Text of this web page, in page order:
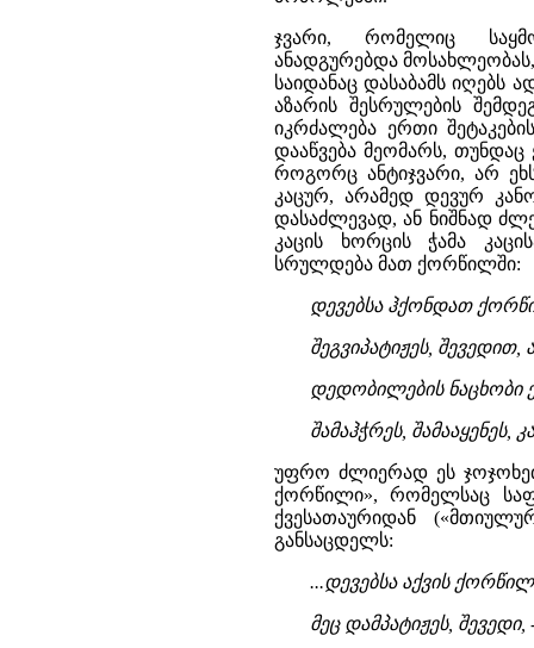
ჯვარი, რომელიც
ანადგურებდა
საიდანაც დასაბამს იღებს
აზარის შესრულების
იკრძალება ერთი
დააწვება მეომარს, თუნდაც
როგორც ანტიჯვარი, არ
კაცურ, არამედ დევურ
დასაძლევად, ან ნიშნად
კაცის ხორცის ჭამა
სრულდება მათ ქორწილში:
დევებსა ჰქონდათ
შეგვიპატიჟეს,
დედობილების ნაცხობი
შამაჰჭრეს, შამააყენეს,
უფრო ძლიერად ეს
ქორწილი», რომელსაც
ქვესათაურიდან
განსაცდელს:
...დევებსა აქვის
მეც დამპატიჟეს,